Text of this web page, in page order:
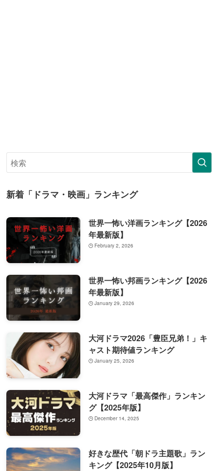
新着「ドラマ・映画」ランキング
世界一怖い洋画ランキング【2026
年最新版】
February 2, 2026
世界一怖い邦画ランキング【2026
年最新版】
January 29, 2026
大河ドラマ2026「豊臣兄弟！」キ
ャスト期待値ランキング
January 25, 2026
大河ドラマ「最高傑作」ランキン
グ【2025年版】
December 14, 2025
好きな歴代「朝ドラ主題歌」ラン
キング【2025年10月版】